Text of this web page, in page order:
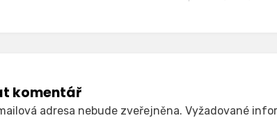
komentář
adresa nebude zveřejněna. Vyžadované